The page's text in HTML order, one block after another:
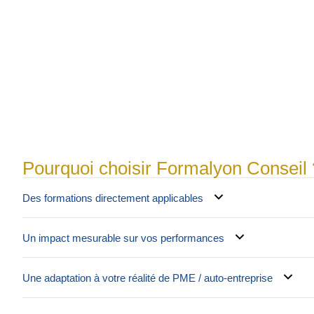
Pourquoi choisir Formalyon Conseil
Des formations directement applicables
Un impact mesurable sur vos performances
Une adaptation à votre réalité de PME / auto-entreprise